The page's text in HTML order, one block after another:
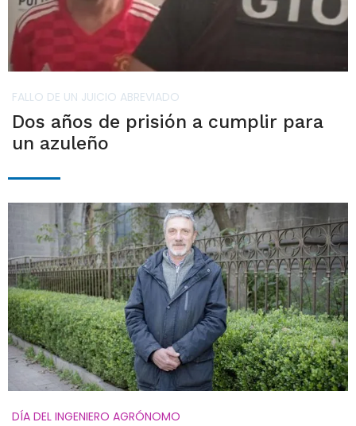
FALLO DE UN JUICIO ABREVIADO
Dos años de prisión a cumplir para
un azuleño
DÍA DEL INGENIERO AGRÓNOMO